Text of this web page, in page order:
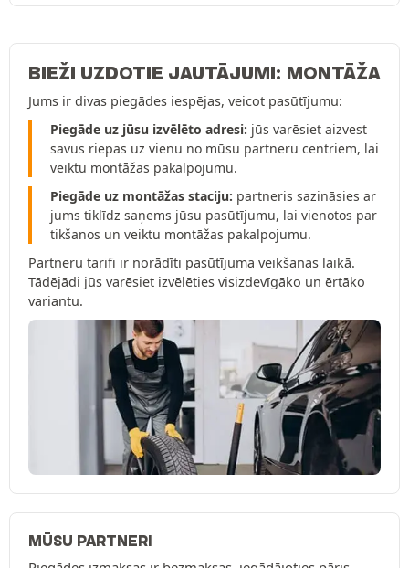
BIEŽI UZDOTIE JAUTĀJUMI: MONTĀŽA
Jums ir divas piegādes iespējas, veicot pasūtījumu:
Piegāde uz jūsu izvēlēto adresi: jūs varēsiet aizvest
savus riepas uz vienu no mūsu partneru centriem, lai
veiktu montāžas pakalpojumu.
Piegāde uz montāžas staciju: partneris sazināsies ar
jums tiklīdz saņems jūsu pasūtījumu, lai vienotos par
tikšanos un veiktu montāžas pakalpojumu.
Partneru tarifi ir norādīti pasūtījuma veikšanas laikā.
Tādējādi jūs varēsiet izvēlēties visizdevīgāko un ērtāko
variantu.
MŪSU PARTNERI